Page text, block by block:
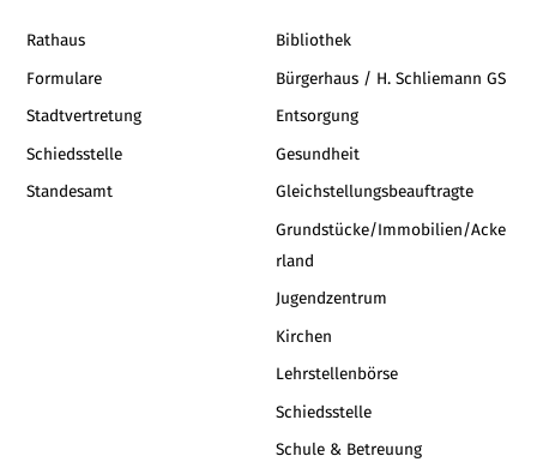
Rathaus
Formulare
Stadtvertretung
Schiedsstelle
Standesamt
Bibliothek
Bürgerhaus / H. Schliemann GS
Entsorgung
Gesundheit
Gleichstellungsbeauftragte
Grundstücke/Immobilien/Acke
rland
Jugendzentrum
Kirchen
Lehrstellenbörse
Schiedsstelle
Schule & Betreuung